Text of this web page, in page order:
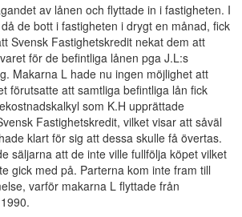
av lånen och flyttade in i fastigheten. I
de bott i fastigheten i drygt en månad, fick
Svensk Fastighetskredit nekat dem att
för de befintliga lånen pga J.L:s
Makarna L hade nu ingen möjlighet att
förutsatte att samtliga befintliga lån fick
som K.H upprättade
Fastighetskredit, vilket visar att såväl
klart för sig att dessa skulle få övertas.
säljarna att de inte ville fullfölja köpet vilket
gick med på. Parterna kom inte fram till
varför makarna L flyttade från